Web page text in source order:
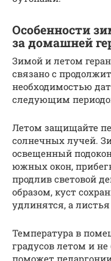
Особенности
за домашней
Зимой и летом
связано с
необходимостью
следующим
Летом защищайте
солнечных лучей.
освещенный
южных окон,
продлив световой
образом, куст
удлинятся, а
Температура в
градусов летом и не